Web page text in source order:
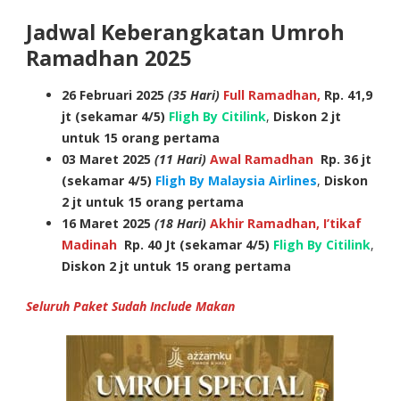
Jadwal Keberangkatan Umroh
Ramadhan 2025
26 Februari 2025 (35 Hari) Full Ramadhan, Rp. 41,9
jt (sekamar 4/5) Fligh By Citilink, Diskon 2 jt
untuk 15 orang pertama
03 Maret 2025 (11 Hari) Awal Ramadhan Rp. 36 jt
(sekamar 4/5) Fligh By Malaysia Airlines, Diskon
2 jt untuk 15 orang pertama
16 Maret 2025 (18 Hari) Akhir Ramadhan, I’tikaf
Madinah Rp. 40 Jt (sekamar 4/5) Fligh By Citilink,
Diskon 2 jt untuk 15 orang pertama
Seluruh Paket Sudah Include Makan